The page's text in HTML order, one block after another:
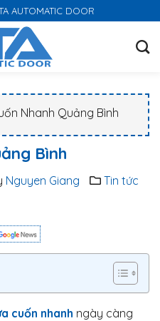
AUTOMATIC DOOR
Nhanh Quảng Bình
Bình
Nguyen Giang
Tin tức
cuốn nhanh ngày càng